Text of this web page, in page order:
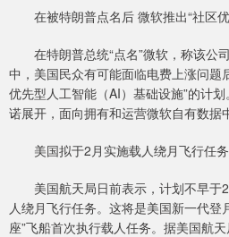
在被特朗普点名后 微软推出“社区优
在特朗普总统“点名”微软，称该公
中，美国民众有可能面临电费上涨问题
优先型人工智能（AI）基础设施”的计
诺展开，面向拥有和运营微软自有数据
美国拟于2月实施载人绕月飞行任务
美国航天局日前表示，计划不早于2
人绕月飞行任务。这将是美国新一代登
座”飞船首次执行载人任务。据美国航